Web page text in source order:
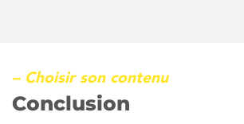
– Choisir son contenu
Conclusion